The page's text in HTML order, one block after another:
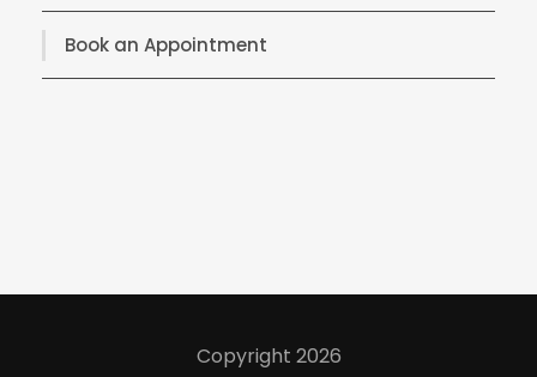
Book an Appointment
Copyright 2026